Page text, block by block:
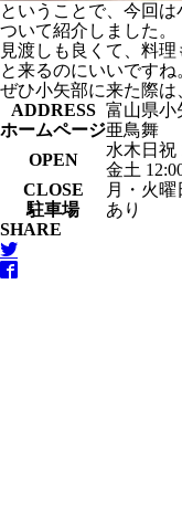
ということで、今回
ついて紹介しました。
見渡しも良くて、料
と来るのにいいですね
ぜひ小矢部に来た際は
ADDRESS 富山県小
ホームページ亜鳥舞
OPEN
水木日祝
金土
CLOSE
月・火曜
駐車場
あり
SHARE